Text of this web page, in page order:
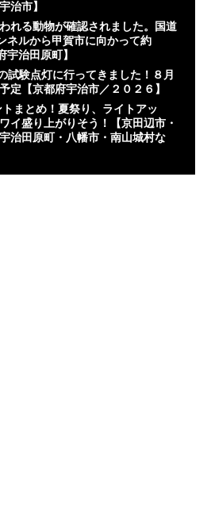
治市】
れる動物が確認されました。国道
ネルから甲賀市に向かって約
治田原町】
試験点灯に行ってきました！８月
定【京都府宇治市／２０２６】
まとめ！夏祭り、ライトアッ
イ盛り上がりそう！【京田辺市・
治田原町・八幡市・南山城村な